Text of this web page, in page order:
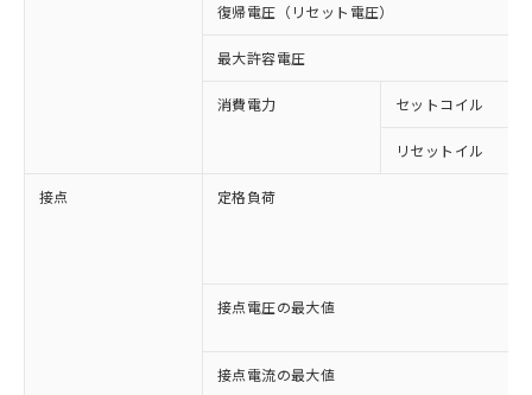
復帰電圧（リセット電圧）
最大許容電圧
消費電力 セットコイル
リセットイル
接点 定格負荷
接点電圧の最大値
接点電流の最大値